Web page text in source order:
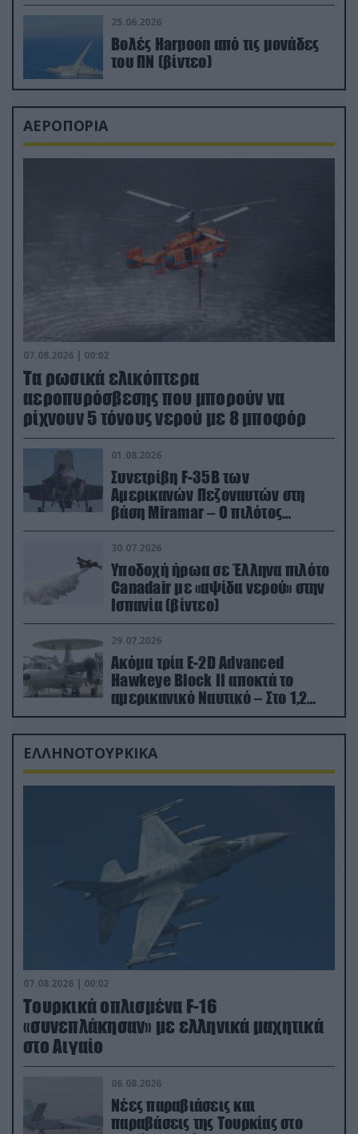
απαιτητικό Βισκαϊκό
25.06.2026
Βολές Harpoon από τις μονάδες
του ΠΝ (βίντεο)
ΑΕΡΟΠΟΡΙΑ
07.08.2026 | 00:02
Τα ρωσικά ελικόπτερα
αεροπυρόσβεσης που μπορούν να
ρίχνουν 5 τόνους νερού με 8 μποφόρ
01.08.2026
Συνετρίβη F-35B των
Αμερικανών Πεζοναυτών στη
βάση Miramar – Ο πιλότος
εκτινάχθηκε εγκαίρως
30.07.2026
Υποδοχή ήρωα σε Έλληνα πιλότο
Canadair με «αψίδα νερού» στην
Ισπανία (βίντεο)
29.07.2026
Ακόμα τρία E-2D Advanced
Hawkeye Block II αποκτά το
αμερικανικό Ναυτικό – Στο 1,2
δισ.δολάρια το κόστος
ΕΛΛΗΝΟΤΟΥΡΚΙΚΑ
07.08.2026 | 00:02
Τουρκικά οπλισμένα F-16
«συνεπλάκησαν» με ελληνικά μαχητικά
στο Αιγαίο
06.08.2026
Νέες παραβιάσεις και
παραβάσεις της Τουρκίας στο